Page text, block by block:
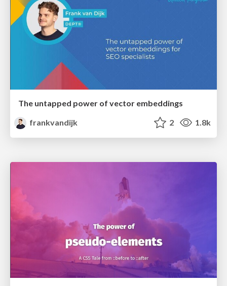
The untapped power of vector embeddings
frankvandijk
2 1.8k